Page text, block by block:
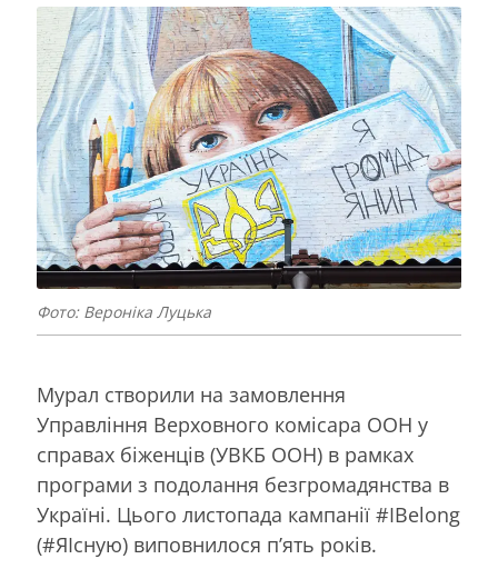
Фото: Вероніка Луцька
Мурал створили на замовлення
Управління Верховного комісара ООН у
справах біженців (УВКБ ООН) в рамках
програми з подолання безгромадянства в
Україні. Цього листопада кампанії #IBelong
(#ЯІсную) виповнилося п’ять років.